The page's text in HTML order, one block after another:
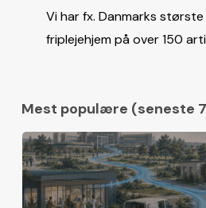
Vi har fx. Danmarks
friplejehjem på over 150
Mest populære (seneste